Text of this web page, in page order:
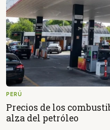
PERÚ
Precios de los
alza del petróleo